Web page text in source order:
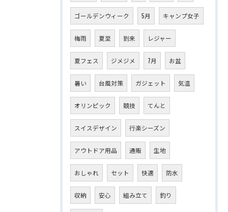
ゴールデンウィーク 5月 キャンプ女子
梅雨 夏至 到来 レジャー
夏フェス ジメジメ 7月 お盆
暑い 台風対策 ガジェット 気温
オリンピック 競技 てんと
スイスデザイン 行楽シーズン
アウトドア用品 通販 生地
おしゃれ セット 快適 防水
収納 安心 組み立て 釣り